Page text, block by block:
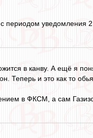
периодом уведомления
в канву. А ещё я
Теперь и это как то
в ФКСМ, а сам